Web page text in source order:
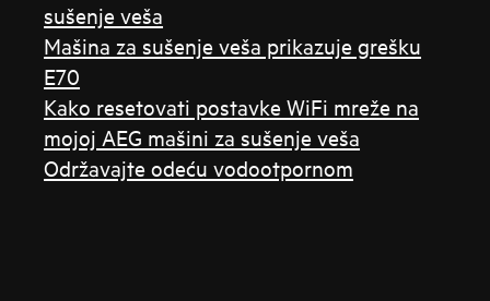
sušenje veša
Mašina za sušenje veša prikazuje grešku
E70
Kako resetovati postavke WiFi mreže na
mojoj AEG mašini za sušenje veša
Održavajte odeću vodootpornom